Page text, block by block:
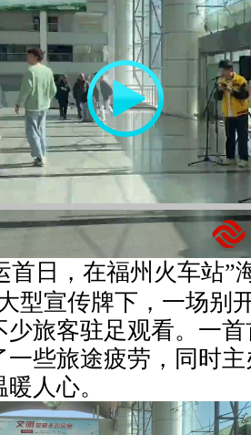
首日，在福州火车站”
型宣传牌下，一场别
少旅客驻足观看。一
一些旅途疲劳，同时
人心。